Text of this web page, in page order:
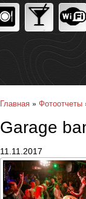
Главная » Фотоотчеты
Garage
11.11.2017